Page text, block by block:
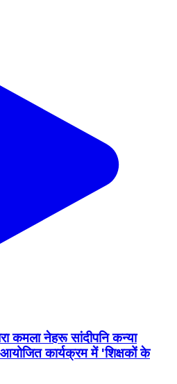
कमला नेहरू सांदीपनि कन्या
कार्यक्रम में 'शिक्षकों के